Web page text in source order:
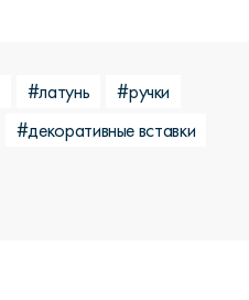
#латунь
#ручки
#декоративные вставки